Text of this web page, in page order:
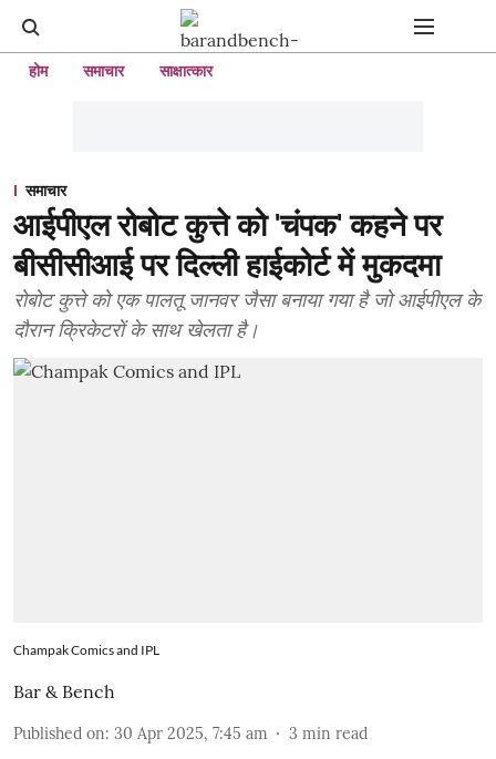
होम समाचार साक्षात्कार
समाचार
आईपीएल रोबोट कुत्ते को 'चंपक' कहने पर
बीसीसीआई पर दिल्ली हाईकोर्ट में मुकदमा
रोबोट कुत्ते को एक पालतू जानवर जैसा बनाया गया है जो आईपीएल के
दौरान क्रिकेटरों के साथ खेलता है।
Champak Comics and IPL
Bar & Bench
Published on: 30 Apr 2025, 7:45 am 3 min read